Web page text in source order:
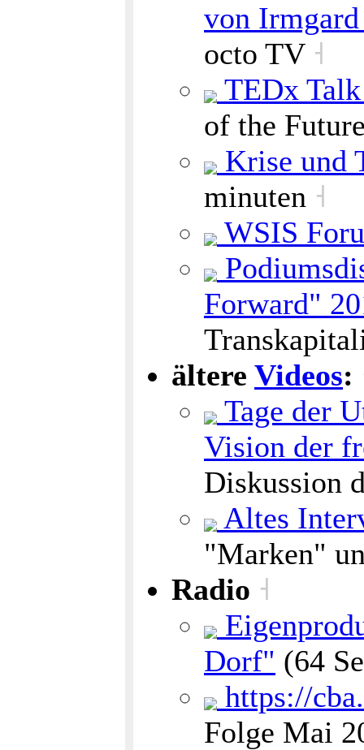
von
octo TV ˧
TEDx
of the
Krise und
minuten ˧
WSIS
Forward"
ältere Videos:
Tage der
Vision der
Diskussion
Altes
"Marken"
Radio ˧
Dorf" (64
https://
Folge Mai